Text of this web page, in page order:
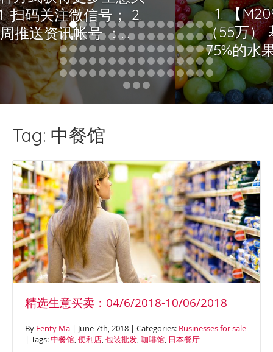
1. 【M2090 西北区】生鲜超市
（55万） 基本概述 超市平均销售
75%的水果和蔬菜，15%的熟食和
10%的杂货，包括冷冻食品和预制
食品。每周的收入包括到中心餐
厅的外卖和定期订购的配送费，
每周平均利润率为32.5%。 商业潜
能 建议可以建立网站促进销售，
增加送货上门服务。提高熟食产
品的销售，增加亚洲杂货销售，
因为亚洲人口在开发区数量逐渐
增长。 店面特色 良好的地理位置
在开发区，良好的业务，装修精
制，该店铺有很大的潜力，价格
合理公道。 房屋面积 现代设计风
格，大型宽敞超市与面积约650平
方米，包括2间凉爽的房间，2间
储藏室，1间工作室和1间办公室。
地理位置 地理位置优越，位于西
Tag: 中餐馆
精选生意买卖：04/6/2018-10/06/2018
By Fenty Ma | June 7th, 2018 | Categories: Businesses for sale
| Tags:中餐馆,便利店,包装批发,咖啡馆, 日本餐厅